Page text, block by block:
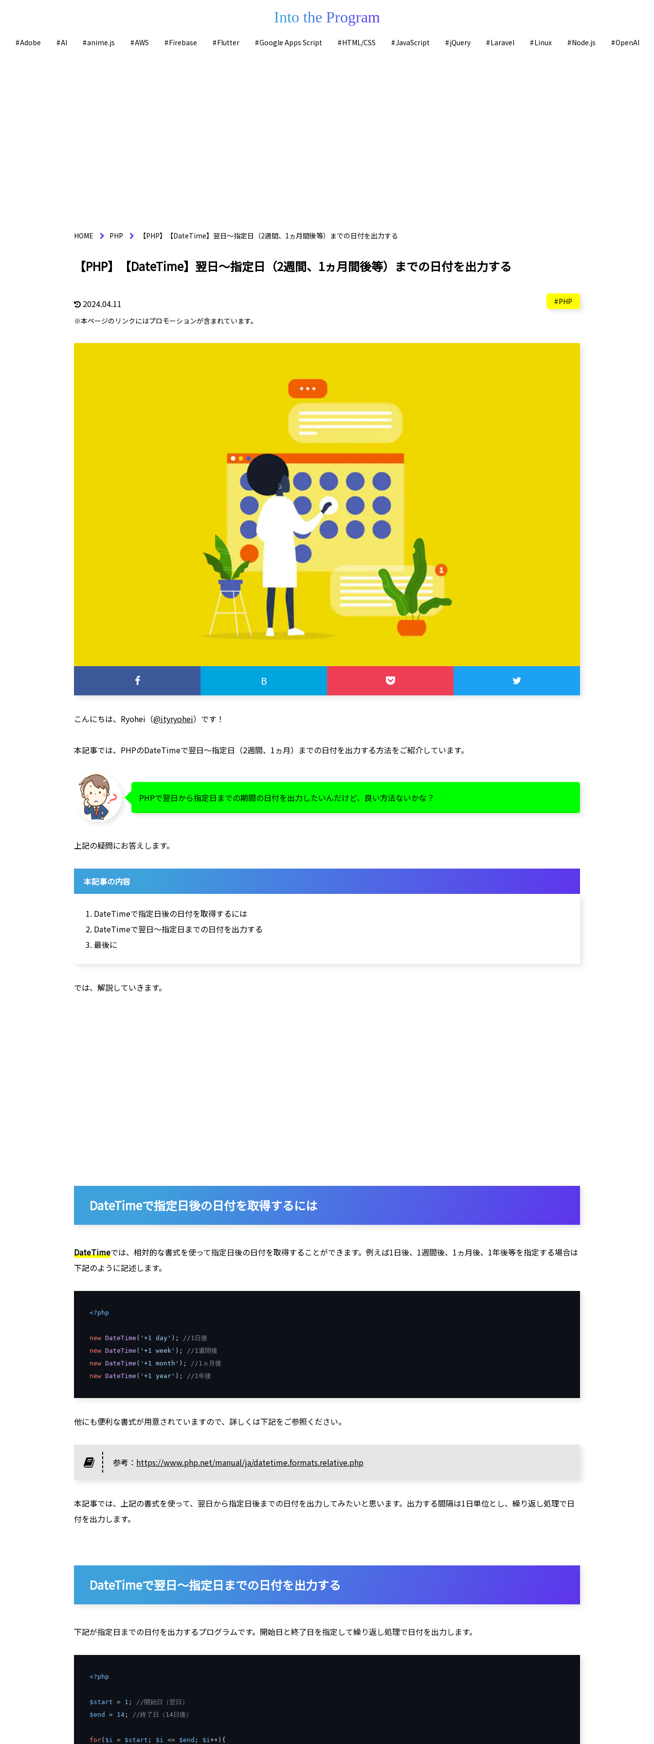
Into the Program
Adobe AI anime.js AWS Firebase Flutter Google Apps Script HTML/CSS JavaScript jQuery Laravel Linux Node.js OpenAI
HOME PHP 【PHP】【DateTime】翌日～指定日（2週間、1ヵ月間後等）までの日付を出力する
【PHP】【DateTime】翌日～指定日（2週間、1ヵ月間後等）までの日付を出力する
2024.04.11
PHP
※本ページのリンクにはプロモーションが含まれています。
B
こんにちは、Ryohei（@ityryohei）です！
本記事では、PHPのDateTimeで翌日～指定日（2週間、1ヵ月）までの日付を出力する方法をご紹介しています。
PHPで翌日から指定日までの期間の日付を出力したいんだけど、良い方法ないかな？
上記の疑問にお答えします。
本記事の内容
1. DateTimeで指定日後の日付を取得するには
2. DateTimeで翌日～指定日までの日付を出力する
3. 最後に
では、解説していきます。
DateTimeで指定日後の日付を取得するには
DateTimeでは、相対的な書式を使って指定日後の日付を取得することができます。例えば1日後、1週間後、1ヵ月後、1年後等を指定する場合は
下記のように記述します。
<?php
new DateTime ( '+1 day' );
//1日後
new DateTime ( '+1 week' );
//1週間後
new DateTime ( '+1 month' );
//1ヵ月後
new DateTime ( '+1 year' ); //1年後
他にも便利な書式が用意されていますので、詳しくは下記をご参照ください。
参考： https://www.php.net/manual/ja/datetime.formats.relative.php
本記事では、上記の書式を使って、翌日から指定日後までの日付を出力してみたいと思います。出力する間隔は1日単位とし、繰り返し処理で日
付を出力します。
DateTimeで翌日～指定日までの日付を出力する
下記が指定日までの日付を出力するプログラムです。開始日と終了日を指定して繰り返し処理で日付を出力します。
<?php
$start = 1 ;
//開始日（翌日）
$end
= 14 ; //終了日（14日後）
for( $i = $start ; $i <= $end ; $i ++){